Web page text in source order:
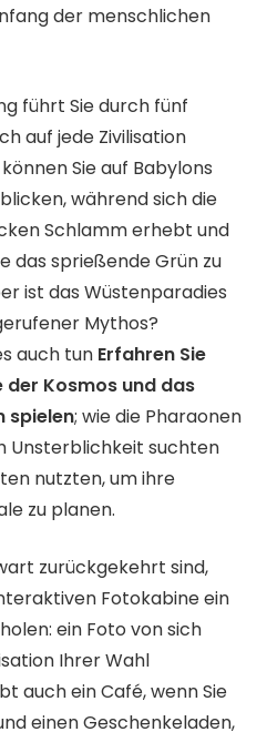
der menschlichen
führt Sie durch fünf
auf jede Zivilisation
Sie auf Babylons
während sich die
Schlamm erhebt und
das sprießende Grün zu
ist das Wüstenparadies
Mythos?
auch tun Erfahren Sie
der Kosmos und das
spielen; wie die Pharaonen
Unsterblichkeit suchten
nutzten, um ihre
zu planen.
zurückgekehrt sind,
Fotokabine ein
ein Foto von sich
Ihrer Wahl
auch ein Café, wenn Sie
einen Geschenkeladen,